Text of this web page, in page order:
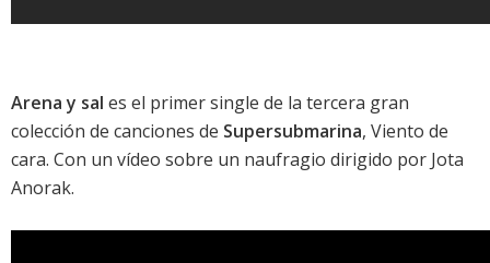
Arena y sal es el primer single de la tercera gran
colección de canciones de Supersubmarina, Viento de
cara. Con un vídeo sobre un naufragio dirigido por Jota
Anorak.